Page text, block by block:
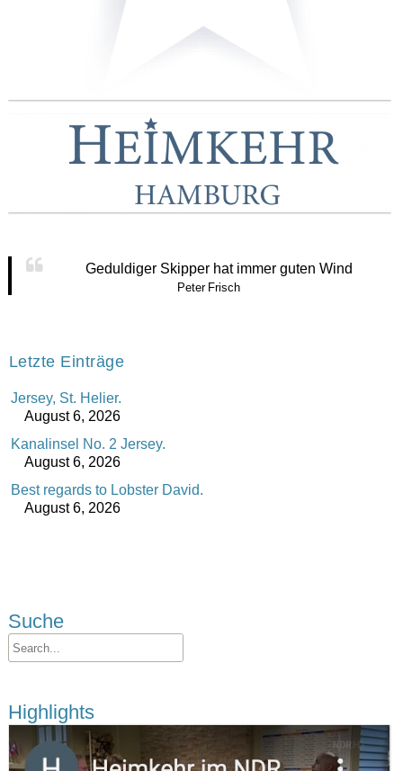
Geduldiger Skipper hat immer guten Wind
Peter Frisch
Letzte Einträge
Jersey, St. Helier.
August 6, 2026
Kanalinsel No. 2 Jersey.
August 6, 2026
Best regards to Lobster David.
August 6, 2026
Suche
Highlights